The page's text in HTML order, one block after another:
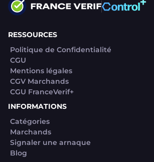
RESSOURCES
Politique de Confidentialité
CGU
Mentions légales
CGV Marchands
CGU FranceVerif+
INFORMATIONS
Catégories
Marchands
Signaler une arnaque
Blog